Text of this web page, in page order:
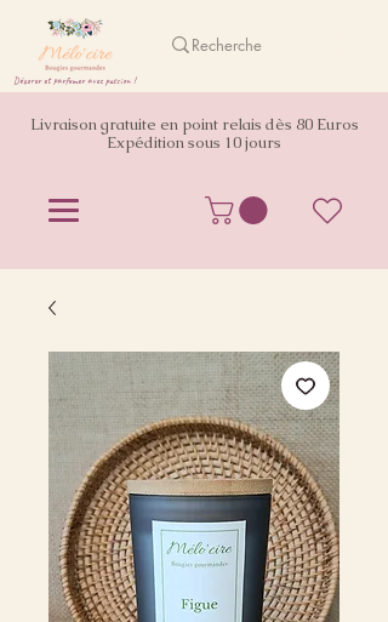
Livraison gratuite en point relais dès 80 Euros
Expédition sous 10 jours
Décorer et parfumer avec passion !